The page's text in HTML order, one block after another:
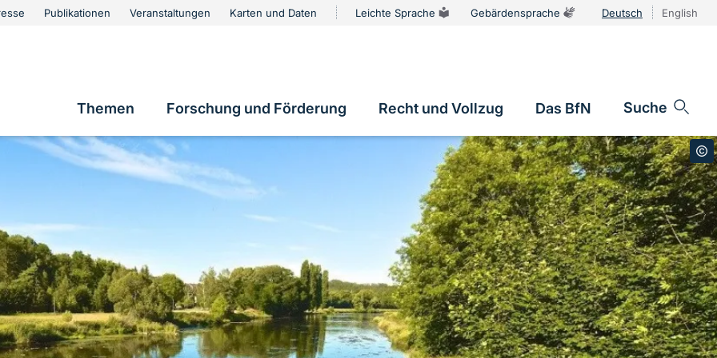
Publikationen Veranstaltungen Karten und Daten Leichte Sprache Gebärdensprache Deutsch English
Hauptnavigation
Themen Forschung und Förderung Recht und Vollzug Das BfN Suche